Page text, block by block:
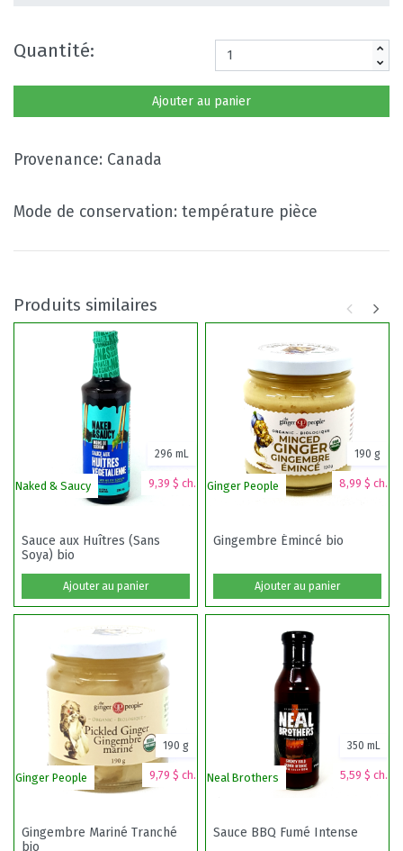
Quantité:
Ajouter au panier
Provenance: Canada
Mode de conservation: température pièce
Produits similaires
Naked & Saucy 9,39 $ ch.
296 mL
Sauce aux Huîtres (Sans
Soya) bio
Ajouter au panier
Ginger People 8,99 $ ch.
190 g
Gingembre Émincé bio
Ajouter au panier
Ginger People 9,79 $ ch.
190 g
Gingembre Mariné Tranché
bio
Neal Brothers 5,59 $ ch.
350 mL
Sauce BBQ Fumé Intense